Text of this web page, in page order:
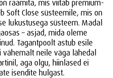
raamita, mis viitab premium-
Soft Close süsteemile, mis on
lukustusega süsteem. Madal
– asjad, mida oleme
Tagantpoolt astub esile
vähemalt neile väga lähedal
aga olgu, hiinlased ei
isendite hulgast.